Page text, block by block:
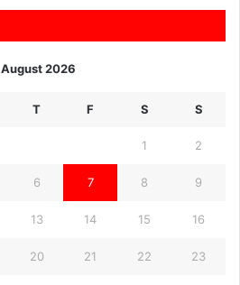
August 2026
T F S S
1 2
6 7 8 9
13 14 15 16
20 21 22 23